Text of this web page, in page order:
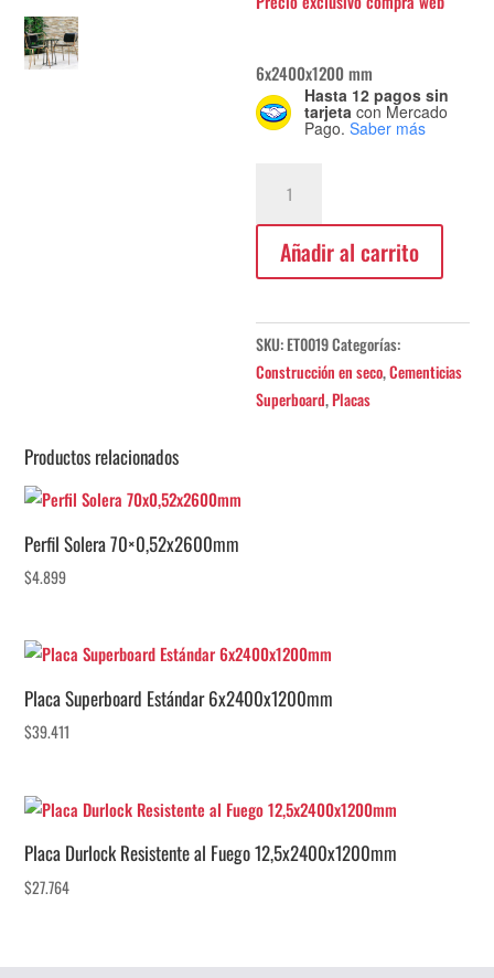
6x2400x1200 mm
Hasta 12 pagos sin
tarjeta con Mercado
Pago. Saber más
Piedra
Azteca
Amarilla
cantidad
Añadir al carrito
SKU:ET0019Categorías:
Construcción en seco,Cementicias
Superboard,Placas
Productos relacionados
Perfil Solera 70×0,52x2600mm
$4.899
Placa Superboard Estándar 6x2400x1200mm
$39.411
Placa Durlock Resistente al Fuego 12,5x2400x1200mm
$27.764